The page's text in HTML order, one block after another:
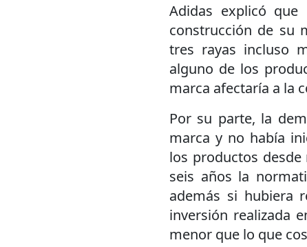
Adidas explicó
construcción de su
tres rayas incluso
alguno de los
marca afectaría a la
Por su parte, la
marca y no había
los productos
seis años la
además si hubiera
inversión realizada
menor que lo que